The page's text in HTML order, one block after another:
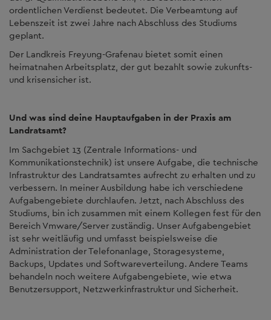
ordentlichen Verdienst bedeutet. Die Verbeamtung auf
Lebenszeit ist zwei Jahre nach Abschluss des Studiums
geplant.
Der Landkreis Freyung-Grafenau bietet somit einen
heimatnahen Arbeitsplatz, der gut bezahlt sowie zukunfts-
und krisensicher ist.
Und was sind deine Hauptaufgaben in der Praxis am
Landratsamt?
Im Sachgebiet 13 (Zentrale Informations- und
Kommunikationstechnik) ist unsere Aufgabe, die technische
Infrastruktur des Landratsamtes aufrecht zu erhalten und zu
verbessern. In meiner Ausbildung habe ich verschiedene
Aufgabengebiete durchlaufen. Jetzt, nach Abschluss des
Studiums, bin ich zusammen mit einem Kollegen fest für den
Bereich Vmware/Server zuständig. Unser Aufgabengebiet
ist sehr weitläufig und umfasst beispielsweise die
Administration der Telefonanlage, Storagesysteme,
Backups, Updates und Softwareverteilung. Andere Teams
behandeln noch weitere Aufgabengebiete, wie etwa
Benutzersupport, Netzwerkinfrastruktur und Sicherheit.